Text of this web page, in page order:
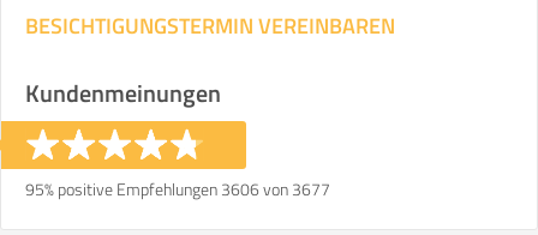
BESICHTIGUNGSTERMIN VEREINBAREN
Kundenmeinungen
95% positive Empfehlungen 3606 von 3677